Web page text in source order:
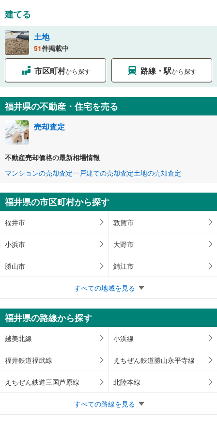
建てる
土地
51件掲載中
市区町村から探す 路線・駅から探す
福井県の不動産・住宅を売る
売却査定
不動産売却価格の最新相場情報
マンションの売却査定一戸建ての売却査定土地の売却査定
福井県の市区町村から探す
福井市 敦賀市
小浜市 大野市
勝山市 鯖江市
すべての地域を見る
福井県の路線から探す
越美北線 小浜線
福井鉄道福武線 えちぜん鉄道勝山永平寺線
えちぜん鉄道三国芦原線 北陸本線
すべての路線を見る